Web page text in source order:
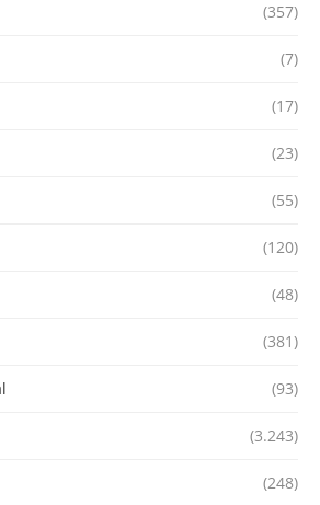
(357)
(7)
(17)
(23)
(55)
(120)
(48)
(381)
(93)
(3.243)
(248)